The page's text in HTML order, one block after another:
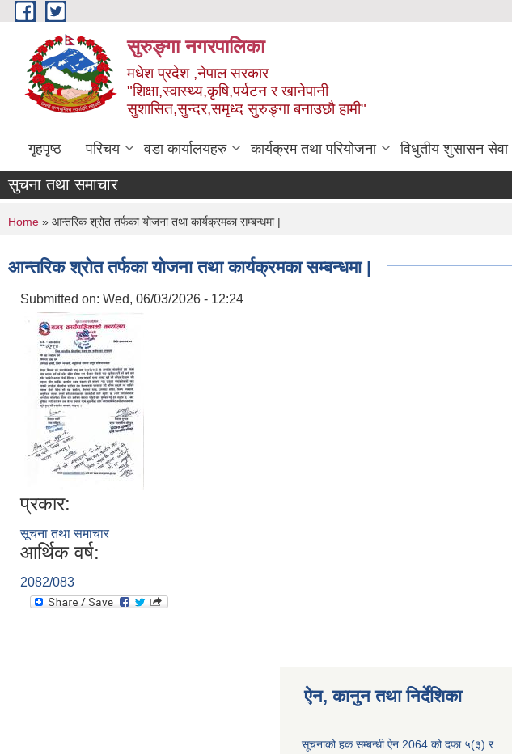
Skip to main content
सुरुङ्‍गा नगरपालिका
मधेश प्रदेश ,नेपाल सरकार
"शिक्षा,स्वास्थ्य,कृषि,पर्यटन र खानेपानी
सुशासित,सुन्दर,समृध्द सुरुङ्गा बनाउछौ हामी"
गृहपृष्ठ परिचय वडा कार्यालयहरु कार्यक्रम तथा परियोजना विधुतीय शुसासन सेवा
सुचना तथा समाचार
You are here
Home » आन्तरिक श्रोत तर्फका योजना तथा कार्यक्रमका सम्बन्धमा |
आन्तरिक श्रोत तर्फका योजना तथा कार्यक्रमका सम्बन्धमा |
Submitted on: Wed, 06/03/2026 - 12:24
प्रकार:
सूचना तथा समाचार
आर्थिक वर्ष:
2082/083
ऐन, कानुन तथा निर्देशिका
सूचनाको हक सम्बन्धी ऐन 2064 को दफा ५(३) र